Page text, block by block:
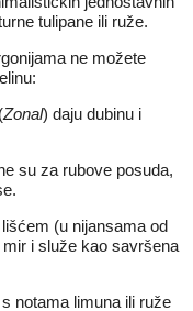
tulipane ili ruže.
ne možete
Zonal) daju dubinu i
su za rubove posuda,
(u nijansama od
i služe kao savršena
notama limuna ili ruže